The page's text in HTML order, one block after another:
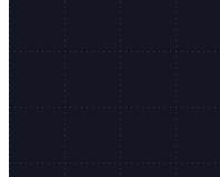
Over 150
De nyeste
Agentic